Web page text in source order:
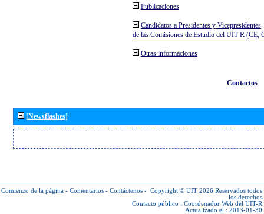
Publicaciones
Candidatos a Presidentes y Vicepresidentes
de las Comisiones de Estudio del UIT R (CE,
Otras informaciones
Contactos
[Newsflashes]
Comienzo de la página - Comentarios - Contáctenos - Copyright © UIT 2026 Reservados todos
los derechos
Contacto público : Coordenador Web del UIT-R
Actualizado el : 2013-01-30